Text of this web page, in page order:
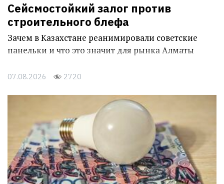
Сейсмостойкий залог против
строительного блефа
Зачем в Казахстане реанимировали советские
панельки и что это значит для рынка Алматы
07.08.2026 2720